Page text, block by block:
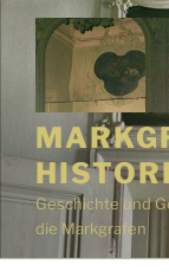
Zum
Inhalt
springen
Geschichte und
die Markgrafen